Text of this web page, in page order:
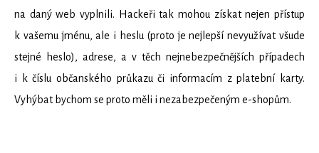
na daný web vyplnili. Hackeři tak mohou získat nejen přístup
k vašemu jménu, ale i heslu (proto je nejlepší nevyužívat všude
stejné heslo), adrese, a v těch nejnebezpečnějších případech
i k číslu občanského průkazu či informacím z platební karty.
Vyhýbat bychom se proto měli i nezabezpečeným e-shopům.